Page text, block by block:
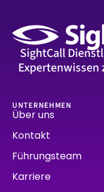
SightCall
Expertenwissen
UNTERNEHMEN
Über uns
Kontakt
Führungsteam
Karriere